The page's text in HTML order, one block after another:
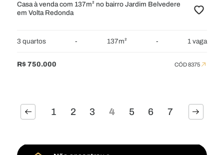
Casa à venda com 137m² no bairro Jardim Belvedere
em Volta Redonda
3 quartos - 137m² - 1 vaga
R$ 750.000 CÓD 8375
1 2 3 4 5 6 7